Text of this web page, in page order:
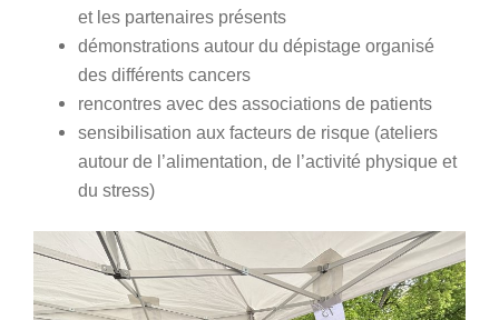
et les partenaires présents
démonstrations autour du dépistage organisé
des différents cancers
rencontres avec des associations de patients
sensibilisation aux facteurs de risque (ateliers
autour de l’alimentation, de l’activité physique et
du stress)